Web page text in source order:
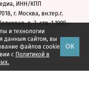
и технологии
данным сайтом, вы
файлов cookie
с Политикой в
ОК
ИНН/КПП
г. Москва, вн.тер.г.
д. 3, стр. 1 1999—